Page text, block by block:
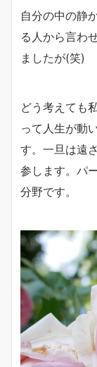
自分の中の静
る人から言わ
ましたが(笑)
どう考えても
って人生が動
す。一旦は遠
参します。パ
分野です。